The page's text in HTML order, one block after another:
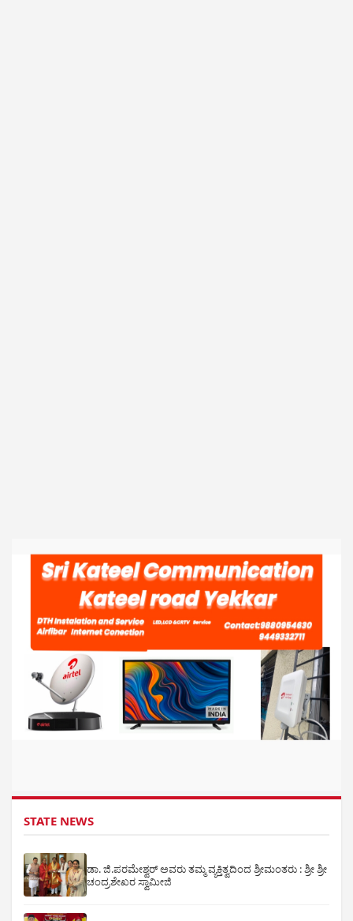
STATE NEWS
ಡಾ. ಜಿ.ಪರಮೇಶ್ವರ್ ಅವರು ತಮ್ಮ ವ್ಯಕ್ತಿತ್ವದಿಂದ ಶ್ರೀಮಂತರು : ಶ್ರೀ ಶ್ರೀ
ಚಂದ್ರಶೇಖರ ಸ್ವಾಮೀಜಿ